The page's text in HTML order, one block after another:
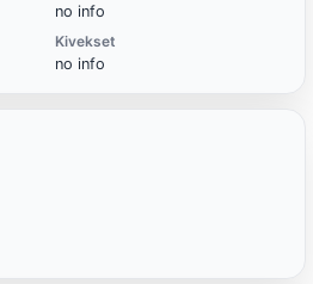
no info
Kivekset
no info